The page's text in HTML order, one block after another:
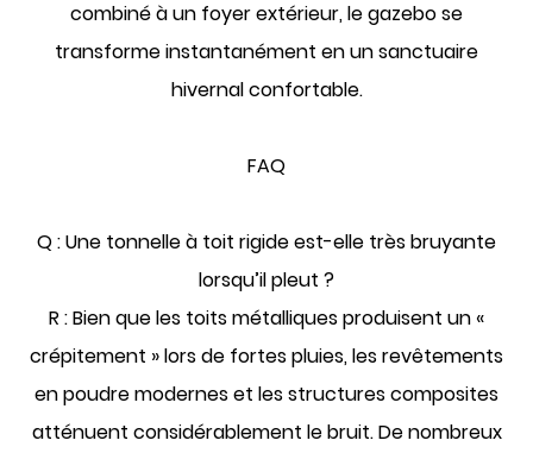
combiné à un foyer extérieur, le gazebo se
transforme instantanément en un sanctuaire
hivernal confortable.
FAQ
Q : Une tonnelle à toit rigide est-elle très bruyante
lorsqu’il pleut ?
R : Bien que les toits métalliques produisent un «
crépitement » lors de fortes pluies, les revêtements
en poudre modernes et les structures composites
atténuent considérablement le bruit. De nombreux